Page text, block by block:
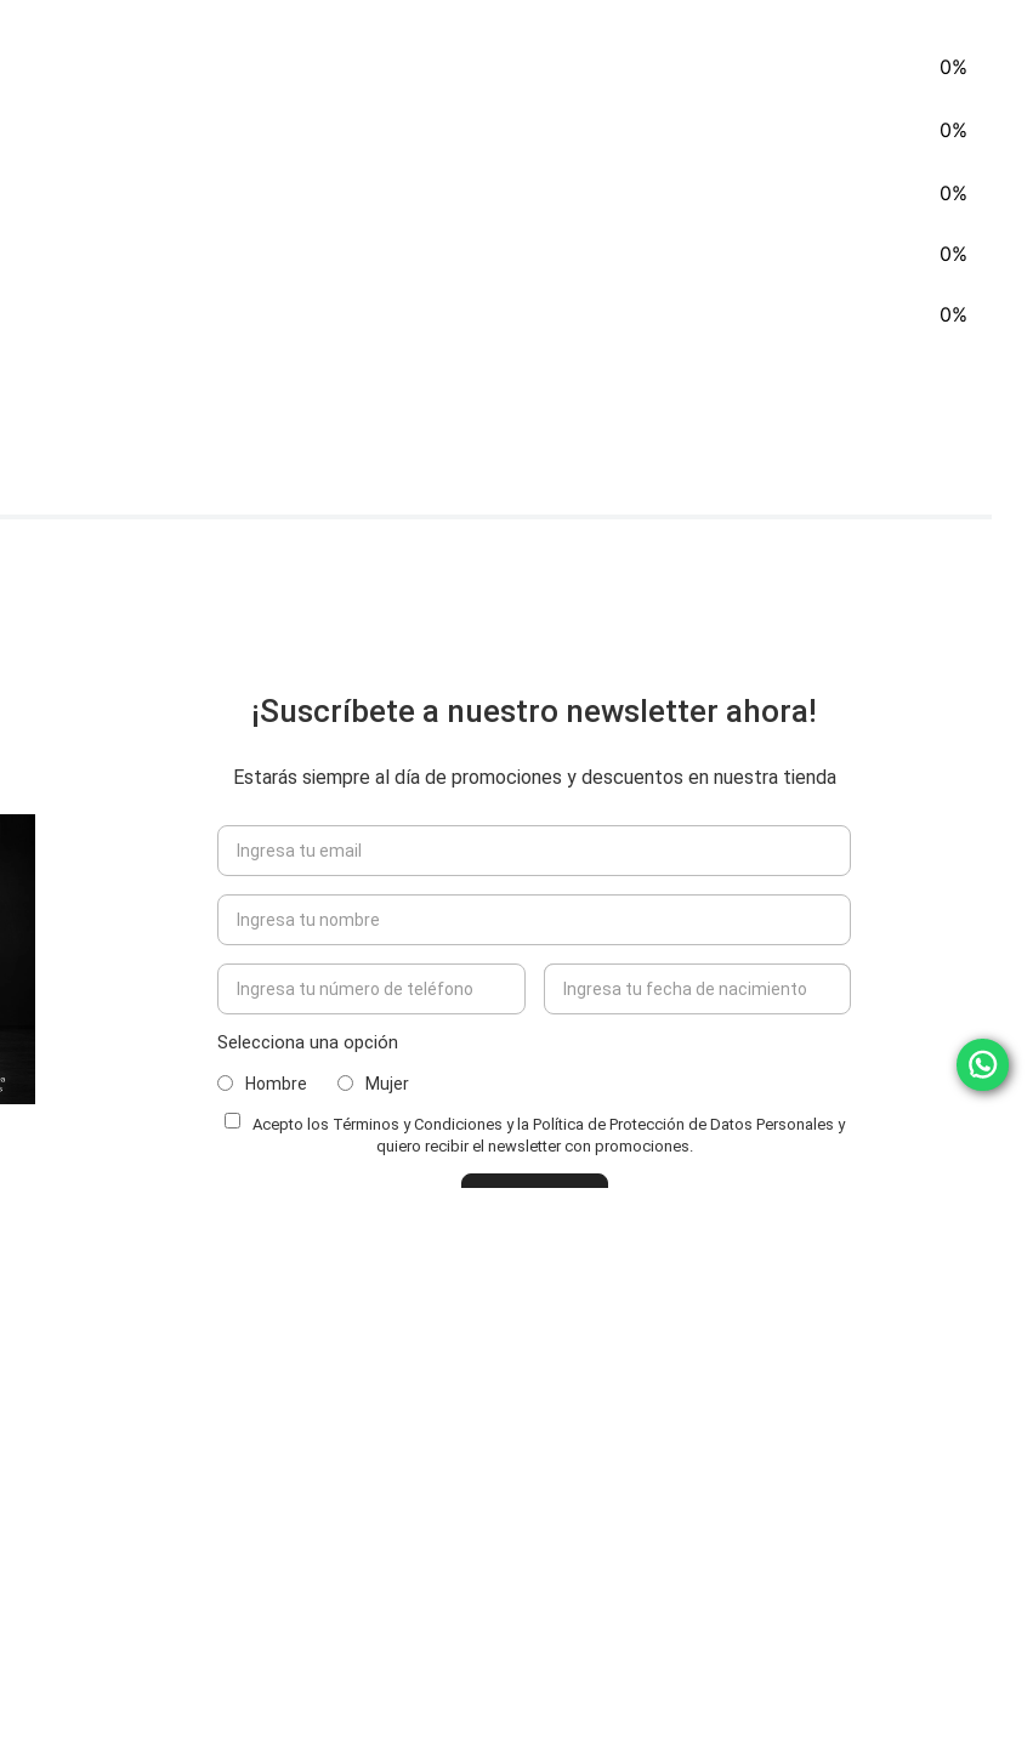
0%
0%
0%
0%
0%
ENVIAR COMENTARIO
¡Suscríbete a nuestro newsletter ahora!
Estarás siempre al día de promociones y descuentos en nuestra tienda
Selecciona una opción
Hombre Mujer
Acepto los Términos y Condiciones y la Política de Protección de Datos Personales y
quiero recibir el newsletter con promociones.